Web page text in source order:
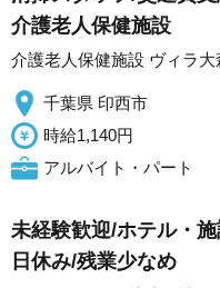
介護老人保健施設
介護老人保健施設 ヴィラ大
千葉県 印西市
時給1,140円
アルバイト・パート
未経験歓迎/ホテル・
日休み/残業少なめ